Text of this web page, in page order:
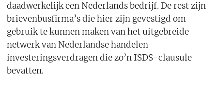
daadwerkelijk een Nederlands bedrijf. De rest zijn
brievenbusfirma’s die hier zijn gevestigd om
gebruik te kunnen maken van het uitgebreide
netwerk van Nederlandse handelen
investeringsverdragen die zo’n ISDS-clausule
bevatten.